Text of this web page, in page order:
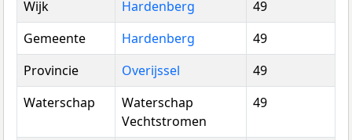
Wijk Hardenberg
49
Gemeente
Hardenberg
49
Provincie
Overijssel
49
Waterschap
Waterschap
Vechtstromen
49